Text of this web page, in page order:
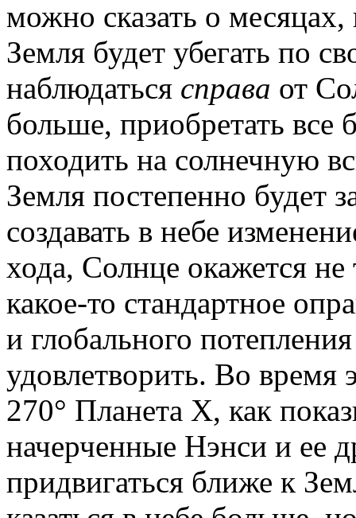
можно сказать о
Земля будет убегать по
наблюдаться справа от
больше, приобретать
походить на солнечную
Земля постепенно будет
создавать в небе
хода, Солнце окажется
какое-то стандартное
и глобального
удовлетворить. Во время
270° Планета X, как
начерченные Нэнси и ее
придвигаться ближе к